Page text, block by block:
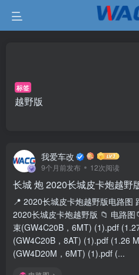
标签
越野版
我爱车改
9个月前发布 12次阅读
长城 炮 2020长城皮卡炮越野
📍 2020长城皮卡炮越野版电路图
2020长城皮卡炮越野版 📁 电路
束(GW4C20B，6MT) (1).pdf
(GW4C20B，8AT) (1).pdf (1.26
(GW4D20M，6MT) (1).pdf (...